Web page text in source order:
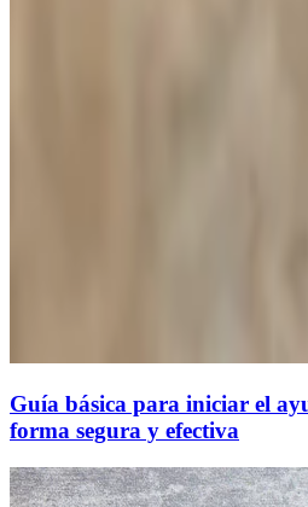
Guía básica para iniciar el
forma segura y efectiva